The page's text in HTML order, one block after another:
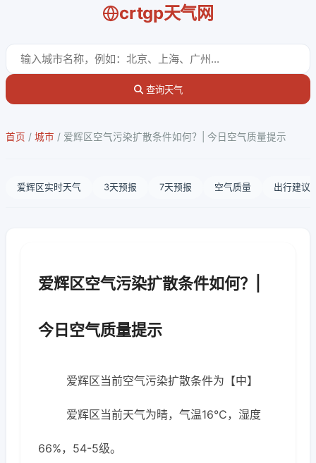
crtgp天气网
查询天气
首页 / 城市 / 爱辉区空气污染扩散条件如何？| 今日空气质量提示
爱辉区实时天气 3天预报 7天预报 空气质量 出行建议
爱辉区空气污染扩散条件如何？|
今日空气质量提示
爱辉区当前空气污染扩散条件为【中】
爱辉区当前天气为晴，气温16℃，湿度
66%，54-5级。